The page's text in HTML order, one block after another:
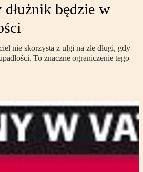
dłużnik będzie w
nie skorzysta z ulgi na złe długi, gdy
To znaczne ograniczenie tego